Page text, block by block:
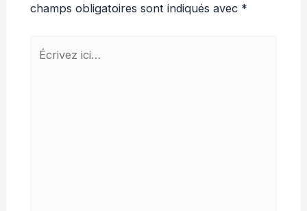
champs obligatoires sont indiqués avec *
Écrivez